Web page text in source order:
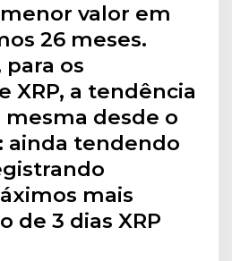
valor em
26 meses.
os
XRP, a tendência
desde o
ainda tendendo
mais
de 3 dias XRP